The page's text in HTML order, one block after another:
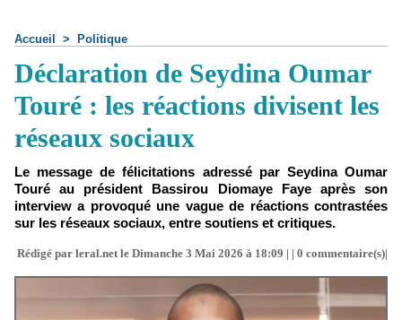
Accueil > Politique
Déclaration de Seydina Oumar
Touré : les réactions divisent les
réseaux sociaux
Le message de félicitations adressé par Seydina Oumar
Touré au président Bassirou Diomaye Faye après son
interview a provoqué une vague de réactions contrastées
sur les réseaux sociaux, entre soutiens et critiques.
Rédigé par leral.net le Dimanche 3 Mai 2026 à 18:09 | | 0 commentaire(s)|